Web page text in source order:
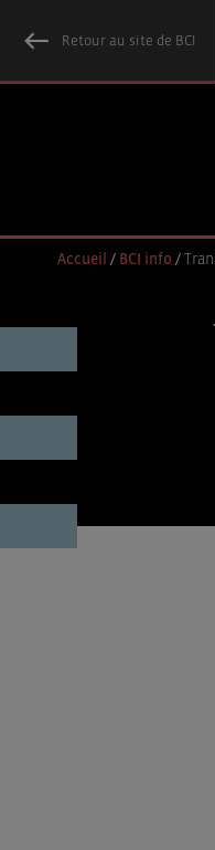
Retour au site de BCI
Accueil / BCI info /